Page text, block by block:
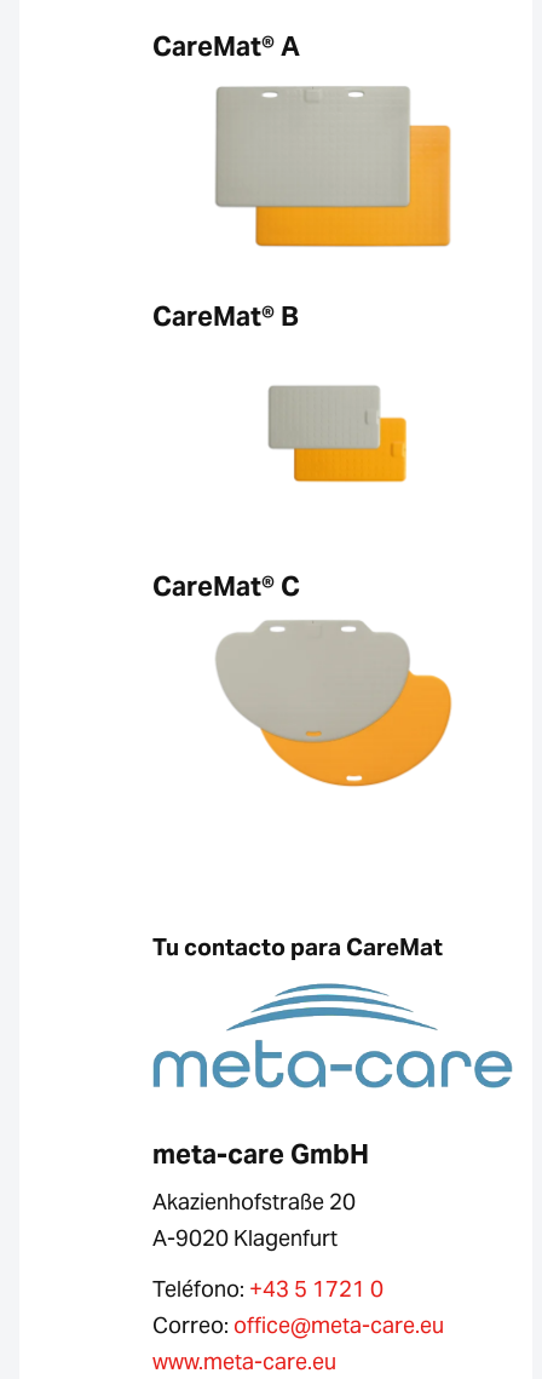
CareMat® A
CareMat® B
CareMat® C
Tu contacto para CareMat
meta-care GmbH
Akazienhofstraße 20
A-9020 Klagenfurt
Teléfono: +43 5 1721 0
Correo: office@meta-care.eu
www.meta-care.eu